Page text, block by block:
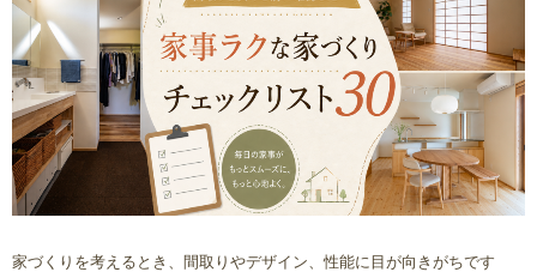
家づくりを考えるとき、間取りやデザイン、性能に目が向きがちです